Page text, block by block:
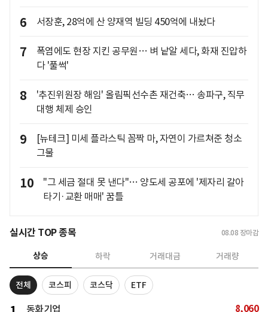
6 서장훈, 28억에 산 양재역 빌딩 450억에 내놨다
7
폭염에도 현장 지킨 공무원… 벼 낱알 세다, 화재 진압하
다 '풀썩'
8
'추진위원장 해임' 올림픽선수촌 재건축… 송파구, 직무
대행 체제 승인
9
[뉴테크] 미세 플라스틱 꼼짝 마, 자연이 가르쳐준 청소
그물
10
"그 세금 절대 못 낸다"… 양도세 공포에 '제자리 갈아
타기·교환 매매' 꿈틀
실시간 TOP 종목 08.08 장마감
상승 하락 거래대금 거래량
전체 코스피 코스닥 ETF
동화기업 8,060